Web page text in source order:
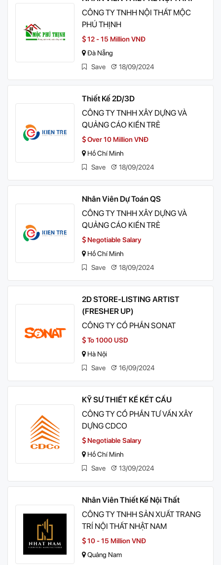
CÔNG TY TNHH NỘI THẤT MỘC
PHÚ THỊNH
12 - 15 Million VNĐ
Đà Nẵng
Save
18/09/2024
Thiết Kế 2D/3D
CÔNG TY TNHH XÂY DỰNG VÀ
QUẢNG CÁO KIẾN TRẺ
Over 10 Million VNĐ
Hồ Chí Minh
Save
18/09/2024
Nhân Viên Dự Toán QS
CÔNG TY TNHH XÂY DỰNG VÀ
QUẢNG CÁO KIẾN TRẺ
Negotiable Salary
Hồ Chí Minh
Save
18/09/2024
2D STORE-LISTING ARTIST
(FRESHER UP)
CÔNG TY CỔ PHẦN SONAT
To 1000 USD
Hà Nội
Save
16/09/2024
KỸ SƯ THIẾT KẾ KẾT CẤU
CÔNG TY CỔ PHẦN TƯ VẤN XÂY
DỰNG CDCO
Negotiable Salary
Hồ Chí Minh
Save
13/09/2024
Nhân Viên Thiết Kế Nội Thất
CÔNG TY TNHH SẢN XUẤT TRANG
TRÍ NỘI THẤT NHẬT NAM
10 - 15 Million VNĐ
Quảng Nam